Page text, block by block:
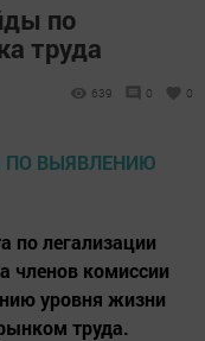
по
труда
639 0 0
по легализации
членов комиссии
уровня жизни
труда.